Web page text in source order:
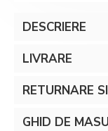
DESCRIERE
LIVRARE
RETURNARE
GHID DE